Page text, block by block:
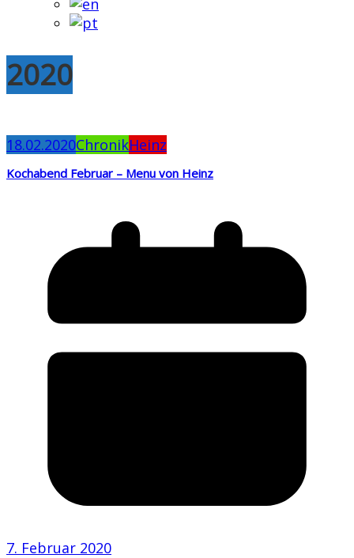
2020
18.02.2020ChronikHeinz
Kochabend Februar – Menu von Heinz
7. Februar 2020